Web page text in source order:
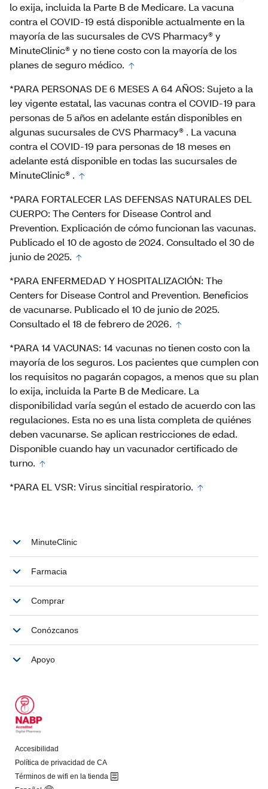
lo exija, incluida la Parte B de Medicare. La vacuna
contra el COVID-19 está disponible actualmente en la
mayoría de las sucursales de CVS Pharmacy® y
MinuteClinic® y no tiene costo con la mayoría de los
planes de seguro médico.
*PARA PERSONAS DE 6 MESES A 64 AÑOS: Sujeto a la
ley vigente estatal, las vacunas contra el COVID-19 para
personas de 5 años en adelante están disponibles en
algunas sucursales de CVS Pharmacy® . La vacuna
contra el COVID-19 para personas de 18 meses en
adelante está disponible en todas las sucursales de
MinuteClinic® .
*PARA FORTALECER LAS DEFENSAS NATURALES DEL
CUERPO: The Centers for Disease Control and
Prevention. Explicación de cómo funcionan las vacunas.
Publicado el 10 de agosto de 2024. Consultado el 30 de
junio de 2025.
*PARA ENFERMEDAD Y HOSPITALIZACIÓN: The
Centers for Disease Control and Prevention. Beneficios
de vacunarse. Publicado el 10 de junio de 2025.
Consultado el 18 de febrero de 2026.
*PARA 14 VACUNAS: 14 vacunas no tienen costo con la
mayoría de los seguros. Los pacientes que cumplen con
los requisitos no pagarán copagos, a menos que su plan
lo exija, incluida la Parte B de Medicare. La
disponibilidad varía según el estado de acuerdo con las
regulaciones. Esta no es una lista completa de quiénes
deben vacunarse. Se aplican restricciones de edad.
Disponible cuando hay un vacunador certificado de
turno.
*PARA EL VSR: Virus sincitial respiratorio.